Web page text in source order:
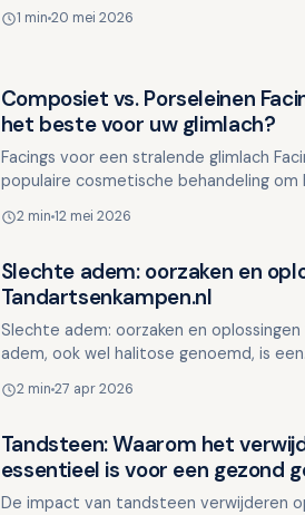
behande…
1 min 20 mei 2026
Overig nieuws
Composiet vs. Porseleinen
het beste voor uw glimlach?
Facings voor een stralende glimlach Facings zijn een
populaire cosmetische behandeling om
verkleuringen ve…
2 min 12 mei 2026
Overig nieuws
Slechte adem: oorzaken en
Tandartsenkampen.nl
Slechte adem: oorzaken en oplossingen Slechte
adem, ook wel halitose genoemd, is een
gevoelens van onzekerheid. Het …
2 min 27 apr 2026
Overig nieuws
Tandsteen: Waarom het
essentieel is voor een gezond
De impact van tandsteen verwijderen